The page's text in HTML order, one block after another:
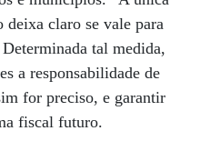
deixa claro se vale para
tal medida,
a responsabilidade de
for preciso, e garantir
fiscal futuro.